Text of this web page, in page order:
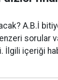
A.B.İ
sorular
İlgili içeriği